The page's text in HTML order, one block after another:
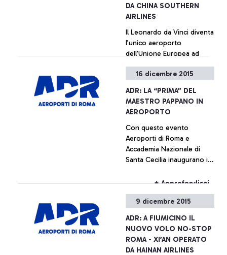
DA CHINA SOUTHERN
AIRLINES
Il Leonardo da Vinci diventa
l’unico aeroporto
dell’Unione Europea ad
vettori cinesi
+ Approfondisci
16 dicembre 2015
ADR: LA “PRIMA” DEL
MAESTRO PAPPANO IN
AEROPORTO
Con questo evento
Aeroporti di Roma e
Accademia Nazionale di
Santa Cecilia inaugurano il
Cecilia al Volo”, ogni
Leonardo da Vinci
+ Approfondisci
9 dicembre 2015
ADR: A FIUMICINO IL
NUOVO VOLO NO-STOP
ROMA - XI’AN OPERATO
DA HAINAN AIRLINES